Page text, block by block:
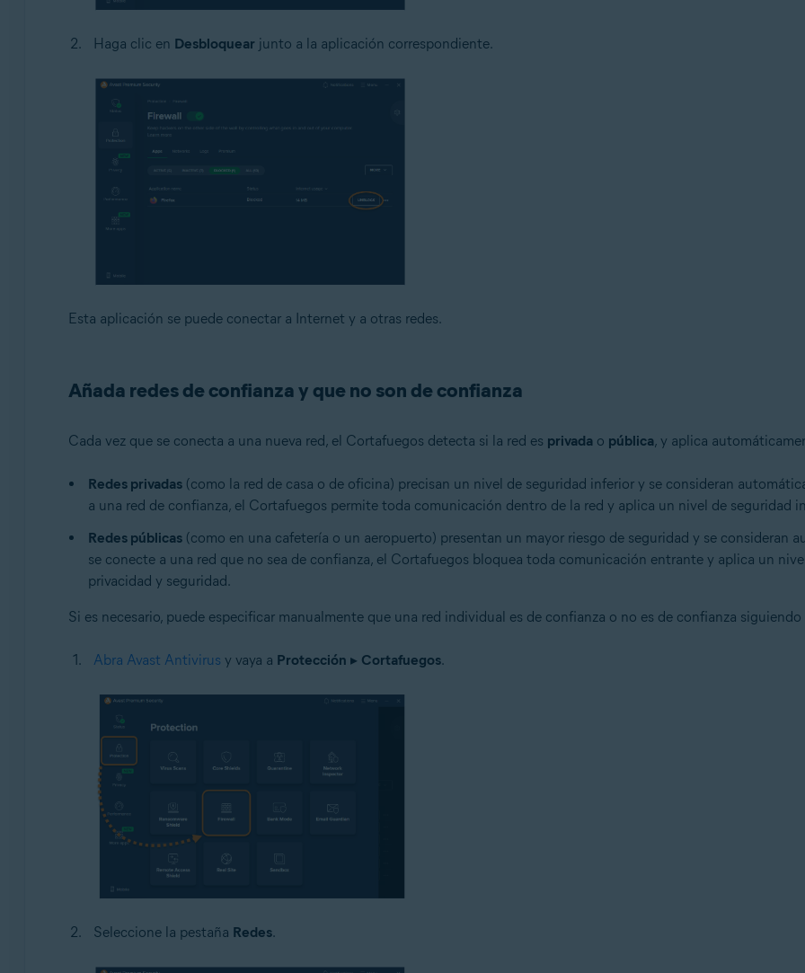
Haga clic en Desbloquear junto a la aplicación correspondiente.
Esta aplicación se puede conectar a Internet y a otras redes.
Añada redes de confianza y que no son de confianza
Cada vez que se conecta a una nueva red, el Cortafuegos detecta si la red es privadao pública, y aplica
Redes privadas(como la red de casa o de oficina) precisan un nivel de seguridad inferior y se consideran
a una red de confianza, el Cortafuegos permite toda comunicación dentro de la red y aplica un nivel de seguridad
Redes públicas(como en una cafetería o un aeropuerto) presentan un mayor riesgo de seguridad y se consideran
se conecte a una red que no sea de confianza, el Cortafuegos bloquea toda comunicación entrante y aplica un
privacidad y seguridad.
Si es necesario, puede especificar manualmente que una red individual es de confianza o no es de confianza
Abra Avast Antivirus y vaya a Protección ▸ Cortafuegos.
Seleccione la pestaña Redes.